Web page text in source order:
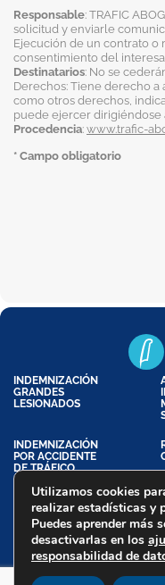
Responsable: TRAFIC
solicitud y enviarle
Ejecución de un contrato o
consentimiento del
Destinatarios: No se
Derechos: Tiene derecho a
como otros derechos,
puede ejercer dirigiéndose
Procedencia: www.trafic-
* Campo obligatorio
INDEMNIZACIÓN
GRANDES
LESIONADOS
INDEMNIZACIÓN
POR ACCIDENTE
DE TRÁFICO
Aviso Legal Política
Utilizamos cookies
realizar estadísticas y
Puedes aprender más
desactivarlas en los
responsabilidad de